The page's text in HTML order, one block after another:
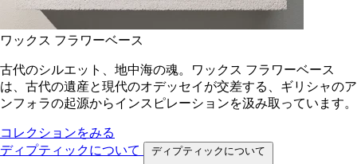
ワックス フラワーベース
古代のシルエット、地中海の魂。ワックス フラワーベース
は、古代の遺産と現代のオデッセイが交差する、ギリシャのア
ンフォラの起源からインスピレーションを汲み取っています。
コレクションをみる
ディプティックについて
ディプティックについて